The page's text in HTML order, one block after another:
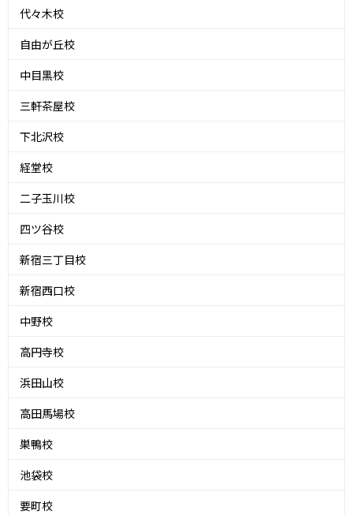
代々木校
自由が丘校
中目黒校
三軒茶屋校
下北沢校
経堂校
二子玉川校
四ツ谷校
新宿三丁目校
新宿西口校
中野校
高円寺校
浜田山校
高田馬場校
巣鴨校
池袋校
要町校